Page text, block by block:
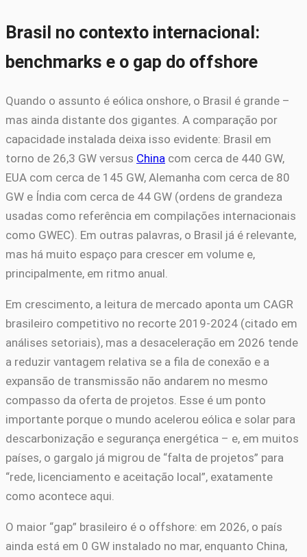
Brasil no contexto internacional:
benchmarks e o gap do offshore
Quando o assunto é eólica onshore, o Brasil é grande –
mas ainda distante dos gigantes. A comparação por
capacidade instalada deixa isso evidente: Brasil em
torno de 26,3 GW versus China com cerca de 440 GW,
EUA com cerca de 145 GW, Alemanha com cerca de 80
GW e Índia com cerca de 44 GW (ordens de grandeza
usadas como referência em compilações internacionais
como GWEC). Em outras palavras, o Brasil já é relevante,
mas há muito espaço para crescer em volume e,
principalmente, em ritmo anual.
Em crescimento, a leitura de mercado aponta um CAGR
brasileiro competitivo no recorte 2019-2024 (citado em
análises setoriais), mas a desaceleração em 2026 tende
a reduzir vantagem relativa se a fila de conexão e a
expansão de transmissão não andarem no mesmo
compasso da oferta de projetos. Esse é um ponto
importante porque o mundo acelerou eólica e solar para
descarbonização e segurança energética – e, em muitos
países, o gargalo já migrou de “falta de projetos” para
“rede, licenciamento e aceitação local”, exatamente
como acontece aqui.
O maior “gap” brasileiro é o offshore: em 2026, o país
ainda está em 0 GW instalado no mar, enquanto China,